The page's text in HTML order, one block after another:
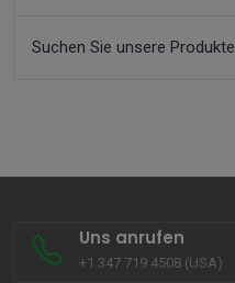
Suchen Sie unsere Produkte
Uns anrufen
+1 347 719 4508 (USA)